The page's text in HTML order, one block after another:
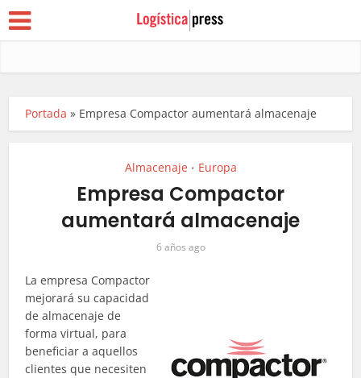
Portada » Empresa Compactor aumentará almacenaje
Almacenaje • Europa
Empresa Compactor
aumentará almacenaje
6 años ago
La empresa Compactor
mejorará su capacidad
de almacenaje de
forma virtual, para
beneficiar a aquellos
clientes que necesiten